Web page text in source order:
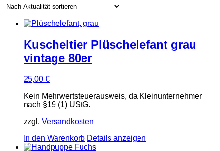
Kuscheltier Plüschelefant grau
vintage 80er
25,00 €
Kein Mehrwertsteuerausweis, da Kleinunternehmer
nach §19 (1) UStG.
zzgl. Versandkosten
In den Warenkorb Details anzeigen